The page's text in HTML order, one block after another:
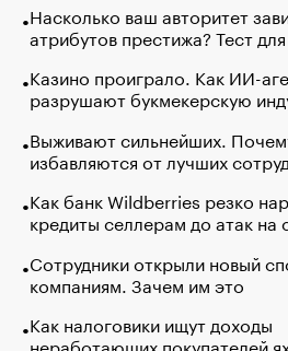
Насколько ваш авторитет
атрибутов престижа? Тест
Казино проиграло. Как ИИ-
разрушают букмекерскую
Выживают сильнейших.
избавляются от лучших
Как банк Wildberries резко
кредиты селлерам до атак на
Сотрудники открыли новый
компаниям. Зачем им это
Как налоговики ищут доходы
неработающих покупателей